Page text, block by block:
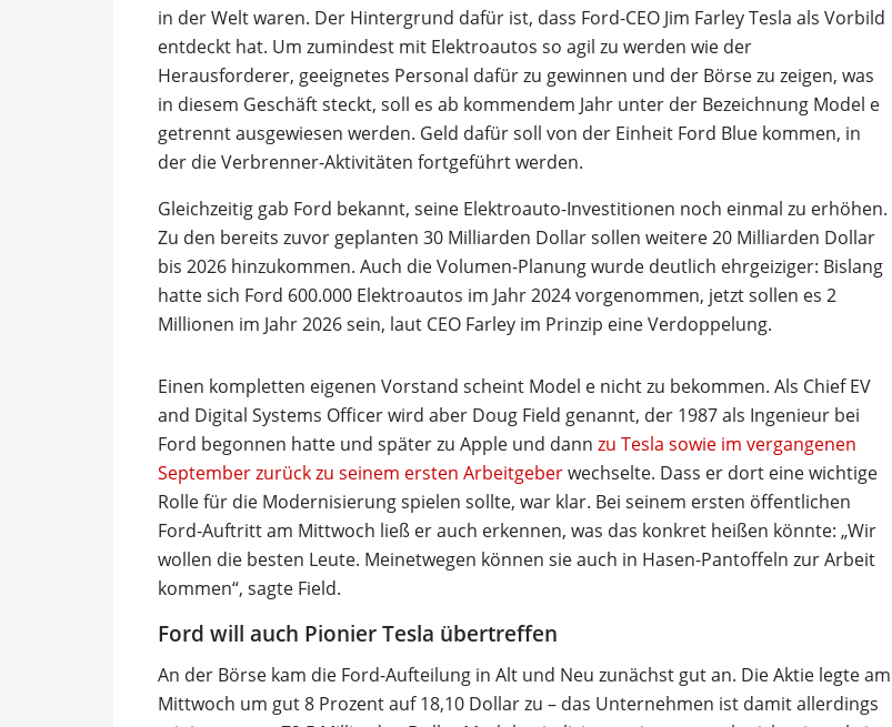
in der Welt waren. Der Hintergrund dafür ist, dass Ford-CEO Jim Farley Tesla als Vorbild
entdeckt hat. Um zumindest mit Elektroautos so agil zu werden wie der
Herausforderer, geeignetes Personal dafür zu gewinnen und der Börse zu zeigen, was
in diesem Geschäft steckt, soll es ab kommendem Jahr unter der Bezeichnung Model e
getrennt ausgewiesen werden. Geld dafür soll von der Einheit Ford Blue kommen, in
der die Verbrenner-Aktivitäten fortgeführt werden.
Gleichzeitig gab Ford bekannt, seine Elektroauto-Investitionen noch einmal zu erhöhen.
Zu den bereits zuvor geplanten 30 Milliarden Dollar sollen weitere 20 Milliarden Dollar
bis 2026 hinzukommen. Auch die Volumen-Planung wurde deutlich ehrgeiziger: Bislang
hatte sich Ford 600.000 Elektroautos im Jahr 2024 vorgenommen, jetzt sollen es 2
Millionen im Jahr 2026 sein, laut CEO Farley im Prinzip eine Verdoppelung.
Einen kompletten eigenen Vorstand scheint Model e nicht zu bekommen. Als Chief EV
and Digital Systems Officer wird aber Doug Field genannt, der 1987 als Ingenieur bei
Ford begonnen hatte und später zu Apple und dann zu Tesla sowie im vergangenen
September zurück zu seinem ersten Arbeitgeberwechselte. Dass er dort eine wichtige
Rolle für die Modernisierung spielen sollte, war klar. Bei seinem ersten öffentlichen
Ford-Auftritt am Mittwoch ließ er auch erkennen, was das konkret heißen könnte: „Wir
wollen die besten Leute. Meinetwegen können sie auch in Hasen-Pantoffeln zur Arbeit
kommen“, sagte Field.
Ford will auch Pionier Tesla übertreffen
An der Börse kam die Ford-Aufteilung in Alt und Neu zunächst gut an. Die Aktie legte am
Mittwoch um gut 8 Prozent auf 18,10 Dollar zu – das Unternehmen ist damit allerdings